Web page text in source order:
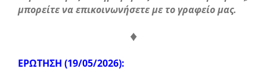
μπορείτε να επικοινωνήσετε με το γραφείο μας.
♦
ΕΡΩΤΗΣΗ (19/05/2026):